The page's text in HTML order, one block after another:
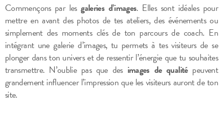
Commençons par lesgaleries d’images. Elles sont idéales pour
mettre en avant des photos de tes ateliers, des événements ou
simplement des moments clés de ton parcours de coach. En
intégrant une galerie d’images, tu permets à tes visiteurs de se
plonger dans ton univers et de ressentir l’énergie que tu souhaites
transmettre. N’oublie pas que des images de qualitépeuvent
grandement influencer l’impression que les visiteurs auront de ton
site.